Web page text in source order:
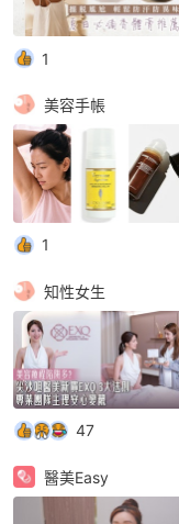
1
美容手帳
1
知性女生
47
醫美Easy